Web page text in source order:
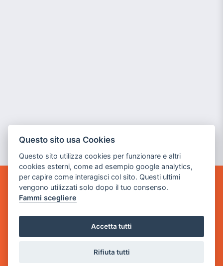
GAME WARP
BY POWER GAME SRL
via Villaggio dei Platani, 3
Questo sito usa Cookies
Questo sito utilizza cookies per funzionare e altri
cookies esterni, come ad esempio google analytics,
per capire come interagisci col sito. Questi ultimi
vengono utilizzati solo dopo il tuo consenso.
Fammi scegliere
Accetta tutti
Rifiuta tutti